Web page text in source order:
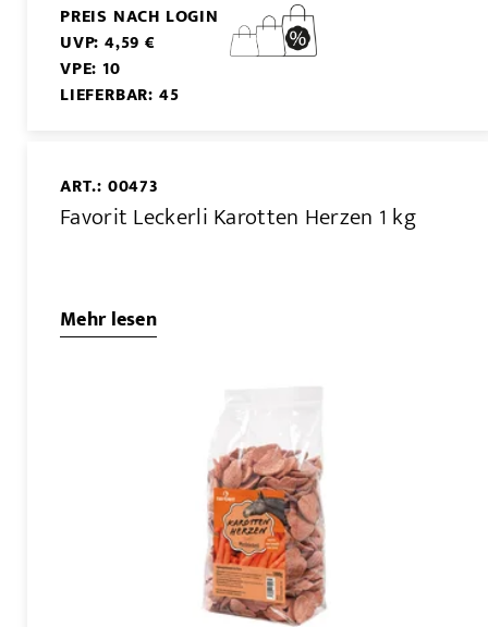
PREIS NACH LOGIN
UVP: 4,59 €
VPE: 10
LIEFERBAR: 45
ART.: 00473
Favorit Leckerli Karotten Herzen 1 kg
Mehr lesen